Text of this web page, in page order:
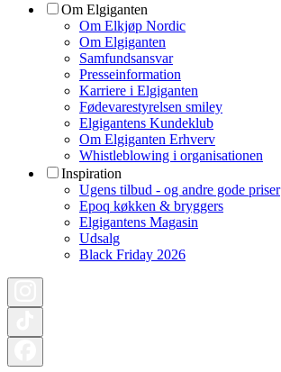
Om Elgiganten
Om Elkjøp Nordic
Om Elgiganten
Samfundsansvar
Presseinformation
Karriere i Elgiganten
Fødevarestyrelsen smiley
Elgigantens Kundeklub
Om Elgiganten Erhverv
Whistleblowing i organisationen
Inspiration
Ugens tilbud - og andre gode priser
Epoq køkken & bryggers
Elgigantens Magasin
Udsalg
Black Friday 2026